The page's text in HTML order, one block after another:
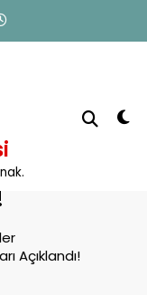
Açıklandı!